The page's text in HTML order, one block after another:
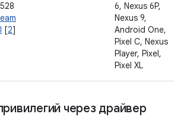
[2]
6, Nexus 6P,
Nexus 9,
Android One,
Pixel C, Nexus
Player, Pixel,
Pixel XL
через драйвер